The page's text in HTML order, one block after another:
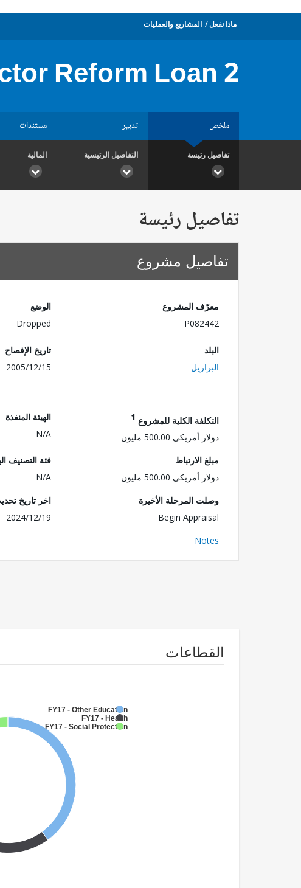
ماذا نفعل المشاريع والعمليات
Reform Loan 2
ملخص تدبير مستندات
تفاصيل رئيسة التفاصيل الرئيسية المالية
تفاصيل رئيسة
تفاصيل مشروع
معرّف المشروع
P082442
الوضع
Dropped
البلد
البرازيل
تاريخ الإفصاح
2005/12/15
التكلفة الكلية للمشروع 1
دولار أمريكي 500.00 مليون
الهيئة المنفذة
N/A
مبلغ الارتباط
دولار أمريكي 500.00 مليون
فئة التصنيف
N/A
وصلت المرحلة الأخيرة
Begin Appraisal
اخر تاريخ
2024/12/19
Notes
القطاعات
FY17 - Other Education
FY17 - Health
FY17 - Social Protection